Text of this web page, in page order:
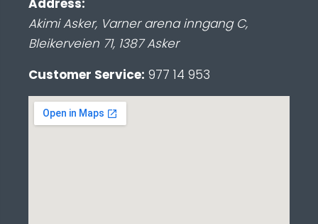
Address:
Akimi Asker, Varner arena inngang C,
Bleikerveien 71, 1387 Asker
Customer Service: 977 14 953